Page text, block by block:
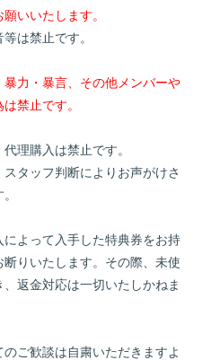
いいたします。
は禁止です。
暴力・暴言、その他メンバーや
禁止です。
理購入は禁止です。
タッフ判断によりお声がけさ
によって入手した特典券をお持
りいたします。その際、未使
返金対応は一切いたしかねま
ご歓談は自粛いただきますよ